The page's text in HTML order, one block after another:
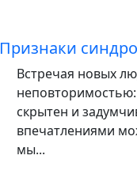
Признаки
Встречая новых
скрытен и
впечатлениями
мы...